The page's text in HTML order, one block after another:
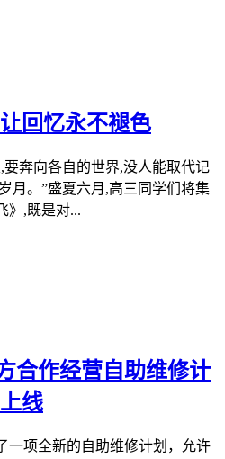
回忆永不褪色
奔向各自的世界,没人能取代记
月。”盛夏六月,高三同学们将集
》,既是对...
合作经营自助维修计
线
一项全新的自助维修计划，允许